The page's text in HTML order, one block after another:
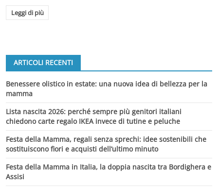
Leggi di più
ARTICOLI RECENTI
Benessere olistico in estate: una nuova idea di bellezza per la
mamma
Lista nascita 2026: perché sempre più genitori italiani
chiedono carte regalo IKEA invece di tutine e peluche
Festa della Mamma, regali senza sprechi: idee sostenibili che
sostituiscono fiori e acquisti dell’ultimo minuto
Festa della Mamma in Italia, la doppia nascita tra Bordighera e
Assisi